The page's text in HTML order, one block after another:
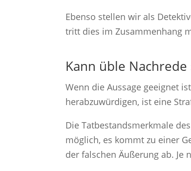
Ebenso stellen wir als
tritt dies im Zusammenhang
Kann üble
Wenn die Aussage geeignet
herabzuwürdigen, ist eine
Die Tatbestandsmerkmale
möglich, es kommt zu einer
der falschen Äußerung ab.